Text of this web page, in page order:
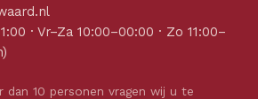
· Vr–Za 10:00–00:00 · Zo 11:00–
dan 10 personen vragen wij u te